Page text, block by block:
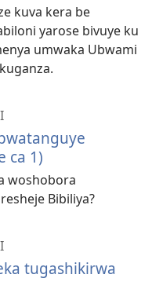
kuva kera be
yarose bivuye ku
umwaka Ubwami
ca 1)
woshobora
Bibiliya?
tugashikirwa